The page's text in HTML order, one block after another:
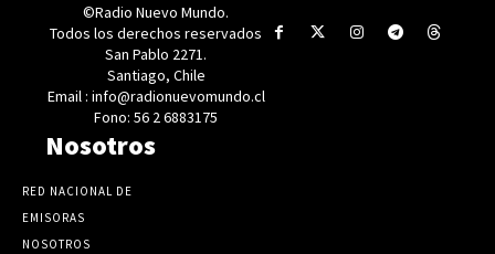
©Radio Nuevo Mundo.
Todos los derechos reservados
San Pablo 2271.
Santiago, Chile
Email : info@radionuevomundo.cl
Fono: 56 2 6883175
Nosotros
RED NACIONAL DE
EMISORAS
NOSOTROS